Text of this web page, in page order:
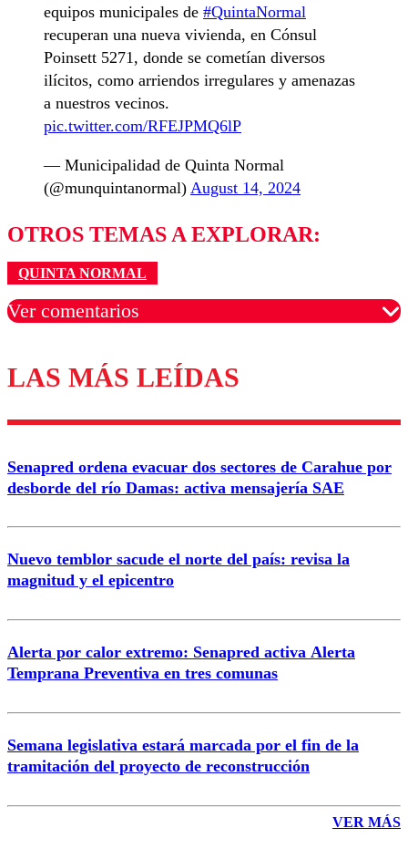
equipos municipales de #QuintaNormal
recuperan una nueva vivienda, en Cónsul
Poinsett 5271, donde se cometían diversos
ilícitos, como arriendos irregulares y amenazas
a nuestros vecinos.
pic.twitter.com/RFEJPMQ6lP
— Municipalidad de Quinta Normal
(@munquintanormal) August 14, 2024
OTROS TEMAS A EXPLORAR:
QUINTA NORMAL
Ver comentarios
Los comentarios son moderados para garantizar un
diálogo respetuoso.
Correo
LAS MÁS LEÍDAS
Senapred ordena evacuar dos sectores de Carahue por
desborde del río Damas: activa mensajería SAE
Nuevo temblor sacude el norte del país: revisa la
magnitud y el epicentro
Alerta por calor extremo: Senapred activa Alerta
Temprana Preventiva en tres comunas
Semana legislativa estará marcada por el fin de la
tramitación del proyecto de reconstrucción
VER MÁS